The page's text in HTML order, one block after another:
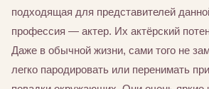
подходящая для представителей
профессия — актер. Их актёрский
Даже в обычной жизни, сами того не
легко пародировать или перенимать